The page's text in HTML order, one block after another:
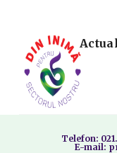
Telefon:
E-mail: